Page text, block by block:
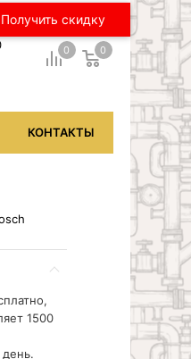
КОНТАКТЫ
0 0
1500
Получить скидку